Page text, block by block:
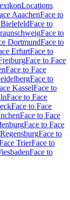
Locations
AaachenFace to
Face to
Face to
DortmundFace to
ErfurtFace to
Face to Face
Face to Face
Face to
KasselFace to
Face to Face
Face to Face
Face to Face
Face to Face
Face to
TrierFace to
Face to